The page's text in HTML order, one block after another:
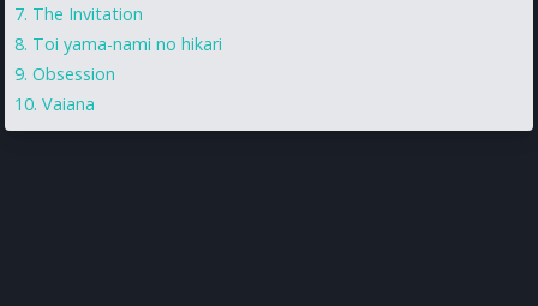
The Invitation
Toi yama-nami no hikari
Obsession
Vaiana